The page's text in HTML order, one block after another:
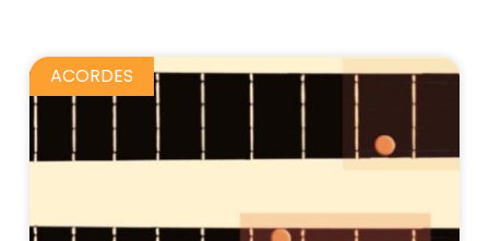
ACORDES